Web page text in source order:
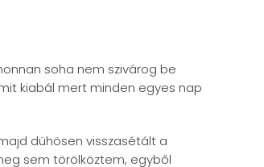
soha nem szivárog be
kiabál mert minden egyes nap
dühösen visszasétált a
sem törölköztem, egyből